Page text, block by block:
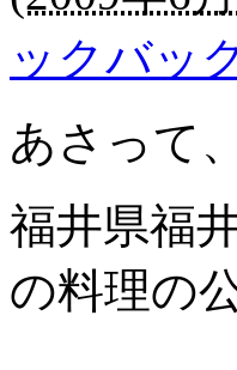
ックバッ
あさって
福井県福
の料理の